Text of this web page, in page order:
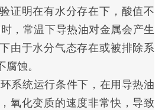
证明在有水分存在下，酸值不
，常温下导热油对金属会产生
由于水分气态存在或被排除系
蚀。
系统运行条件下，在用导热油
氧化变质的速度非常快，导致